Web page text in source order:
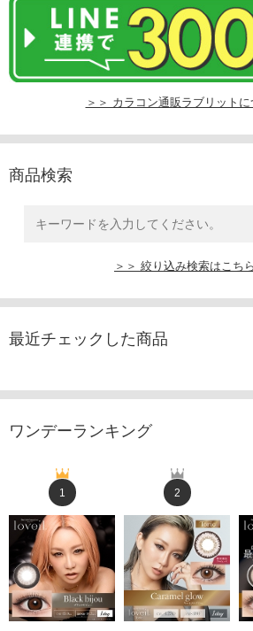
＞＞ カラコン通販ラブリットに
商品検索
＞＞ 絞り込み検索はこち
最近チェックした商品
ワンデーランキング
1 2